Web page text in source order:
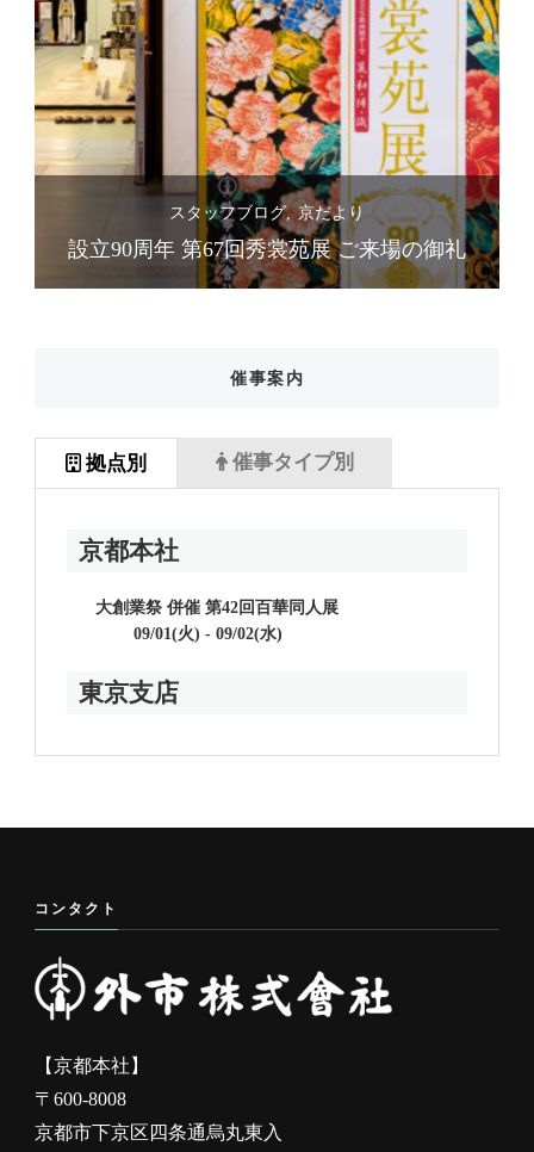
スタッフブログ 京だより
設立90周年 第67回秀裳苑展 ご来場の御礼
催事案内
拠点別
京都本社
大創業祭 併催 第42回百華同人展
09/01(火) - 09/02(水)
東京支店
催事タイプ別
コンタクト
【京都本社】
〒600-8008
京都市下京区四条通烏丸東入